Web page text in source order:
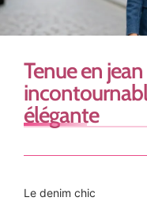
Tenue en
élégante
Le denim chic